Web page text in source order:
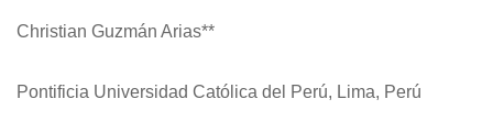
Christian Guzmán Arias**
Pontificia Universidad Católica del Perú, Lima, Perú